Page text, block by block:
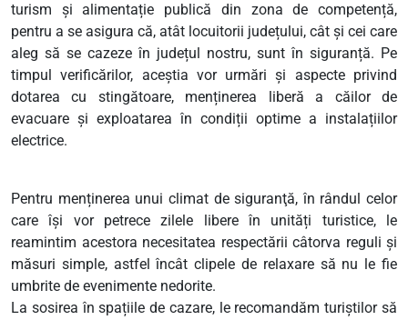
turism și alimentație publică din zona de competență,
pentru a se asigura că, atât locuitorii județului, cât și cei care
aleg să se cazeze în județul nostru, sunt în siguranță. Pe
timpul verificărilor, aceștia vor urmări și aspecte privind
dotarea cu stingătoare, menținerea liberă a căilor de
evacuare și exploatarea în condiții optime a instalațiilor
electrice.
Pentru menținerea unui climat de siguranţă, în rândul celor
care își vor petrece zilele libere în unități turistice, le
reamintim acestora necesitatea respectării câtorva reguli și
măsuri simple, astfel încât clipele de relaxare să nu le fie
umbrite de evenimente nedorite.
La sosirea în spațiile de cazare, le recomandăm turiștilor să